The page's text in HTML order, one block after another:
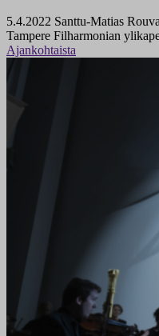
5.4.2022 Santtu-Matias
Tampere Filharmonian
Ajankohtaista